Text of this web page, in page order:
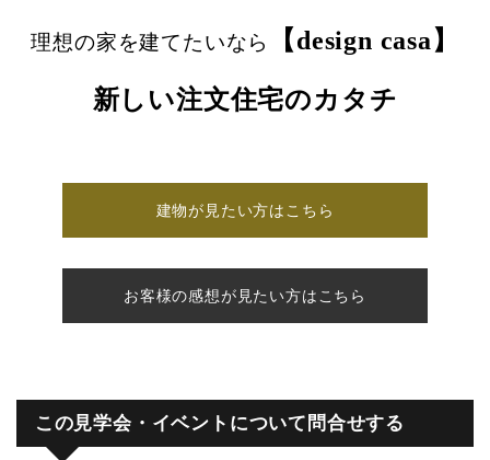
理想の家を建てたいなら 【design casa】
新しい注文住宅のカタチ
建物が見たい方はこちら
お客様の感想が見たい方はこちら
この見学会・イベントについて問合せする